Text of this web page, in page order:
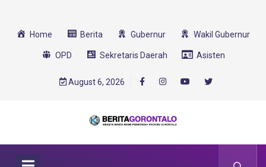
Home Berita Gubernur Wakil Gubernur
OPD Sekretaris Daerah Asisten
August 6, 2026